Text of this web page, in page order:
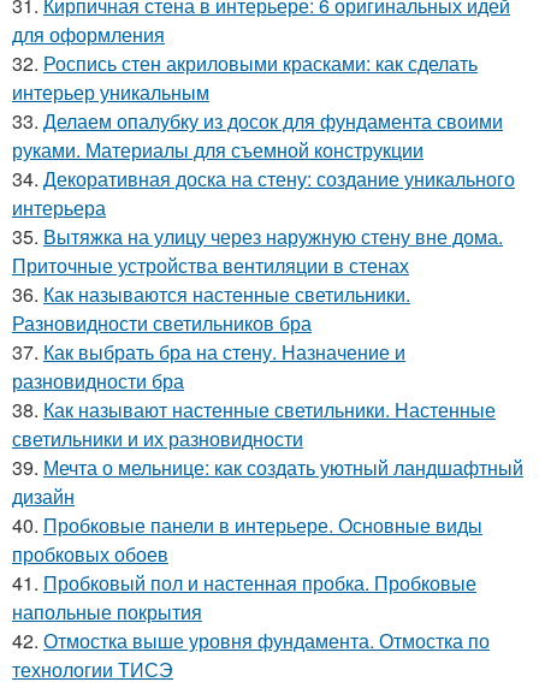
31. Кирпичная стена в интерьере: 6 оригинальных идей
для оформления
32. Роспись стен акриловыми красками: как сделать
интерьер уникальным
33. Делаем опалубку из досок для фундамента своими
руками. Материалы для съемной конструкции
34. Декоративная доска на стену: создание уникального
интерьера
35. Вытяжка на улицу через наружную стену вне дома.
Приточные устройства вентиляции в стенах
36. Как называются настенные светильники.
Разновидности светильников бра
37. Как выбрать бра на стену. Назначение и
разновидности бра
38. Как называют настенные светильники. Настенные
светильники и их разновидности
39. Мечта о мельнице: как создать уютный ландшафтный
дизайн
40. Пробковые панели в интерьере. Основные виды
пробковых обоев
41. Пробковый пол и настенная пробка. Пробковые
напольные покрытия
42. Отмостка выше уровня фундамента. Отмостка по
технологии ТИСЭ